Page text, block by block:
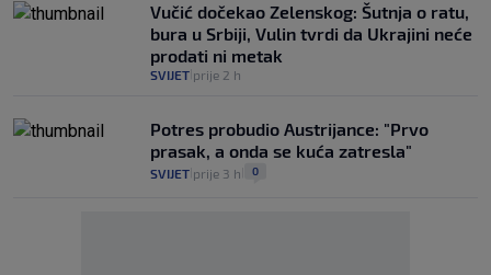
Vučić dočekao Zelenskog: Šutnja o ratu,
bura u Srbiji, Vulin tvrdi da Ukrajini neće
prodati ni metak
SVIJET prije 2 h
Potres probudio Austrijance: "Prvo
prasak, a onda se kuća zatresla"
SVIJET prije 3 h 0